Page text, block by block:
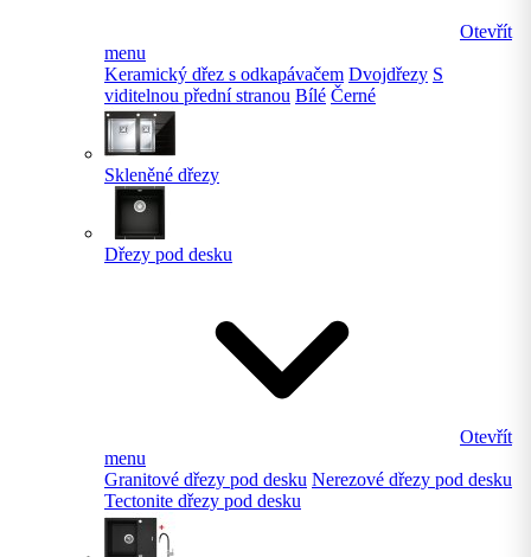
Otevřít
menu
Keramický dřez s odkapávačem Dvojdřezy S
viditelnou přední stranou Bílé Černé
Skleněné dřezy
Dřezy pod desku
Otevřít
menu
Granitové dřezy pod desku Nerezové dřezy pod desku
Tectonite dřezy pod desku